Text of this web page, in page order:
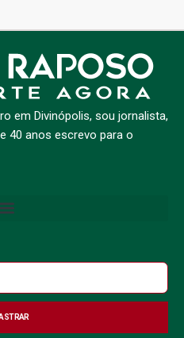
em Divinópolis, sou jornalista,
40 anos escrevo para o